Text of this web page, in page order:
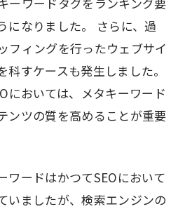
になりました。 さらに、過
フィングを行ったウェブサイ
科すケースも発生しました。
においては、メタキーワード
ンツの質を高めることが重要
ワードはかつてSEOにおいて
いましたが、検索エンジンの